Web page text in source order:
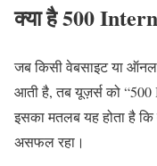
क्या है 500
जब किसी वेबसाइट या
आती है, तब यूज़र्स को “500
इसका मतलब यह होता है
असफल रहा।